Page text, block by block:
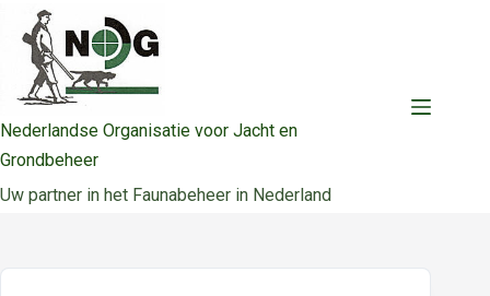
naar
inhoud
Nederlandse Organisatie voor Jacht en
Grondbeheer
Uw partner in het Faunabeheer in Nederland